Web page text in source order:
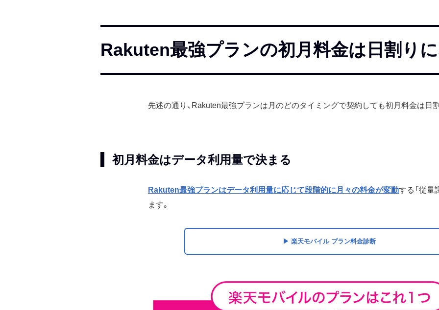
Rakuten最強プランの初月料金は日割り
先述の通り、Rakuten最強プランは月のどのタイミングで契約しても初月料金は日
初月料金はデータ利用量で決まる
Rakuten最強プランはデータ利用量に応じて段階的に月々の料金が変動する「従量
ます。
楽天モバイル プラン料金診断